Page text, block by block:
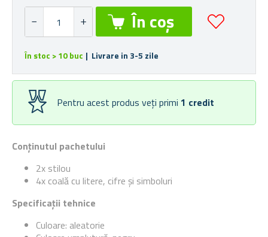
Conținutul pachetului
2x stilou
4x coală cu litere, cifre și simboluri
Specificații tehnice
Culoare: aleatorie
În stoc > 10 buc | Livrare in 3-5 zile
Pentru acest produs veți primi 1 credit